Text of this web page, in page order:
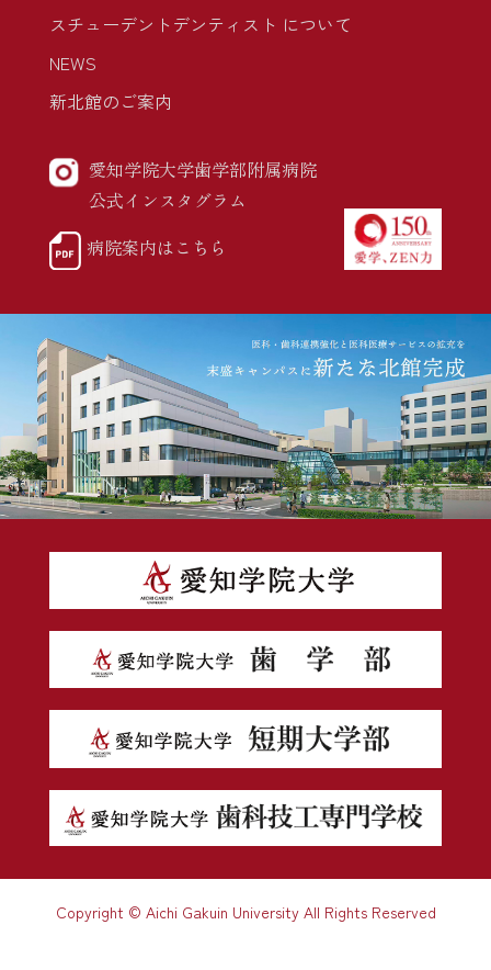
スチューデントデンティスト について
NEWS
新北館のご案内
愛知学院大学歯学部附属病院
公式インスタグラム
病院案内はこちら
Copyright © Aichi Gakuin University All Rights Reserved